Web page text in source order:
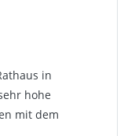
in
hohe
mit dem